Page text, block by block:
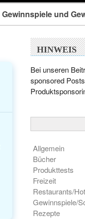
Gewinnspiele und
HINWEIS
Bei unseren
sponsored
Allgemein
Bücher
Produkttests
Freizeit
Restaurants/
Gewinnspiele/
Rezepte